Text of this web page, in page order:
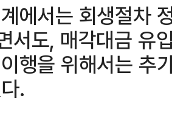
에서는 회생절차
서도, 매각대금 유
행을 위해서는 추
.